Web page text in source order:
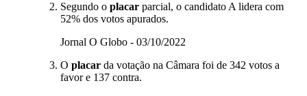
Segundo o placar parcial, o candidato A lidera com
52% dos votos apurados.
Jornal O Globo - 03/10/2022
O placar da votação na Câmara foi de 342 votos a
favor e 137 contra.